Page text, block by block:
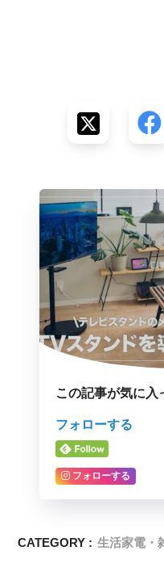
この記事が気に入
フォローする
フォローする
CATEGORY : 生活家電・